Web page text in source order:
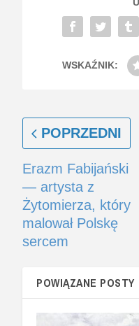
WSKAŹNIK:
POPRZEDNI
Erazm Fabijański
— artysta z
Żytomierza, który
malował Polskę
sercem
POWIĄZANE POSTY